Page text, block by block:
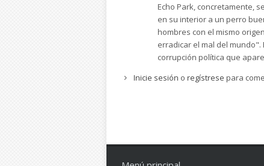
Echo Park, concretamente,
en su interior a un perro
hombres con el mismo
erradicar el mal del
corrupción política que
Inicie sesión o regístrese para